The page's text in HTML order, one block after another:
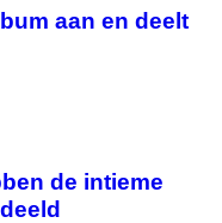
aan en deelt
de intieme